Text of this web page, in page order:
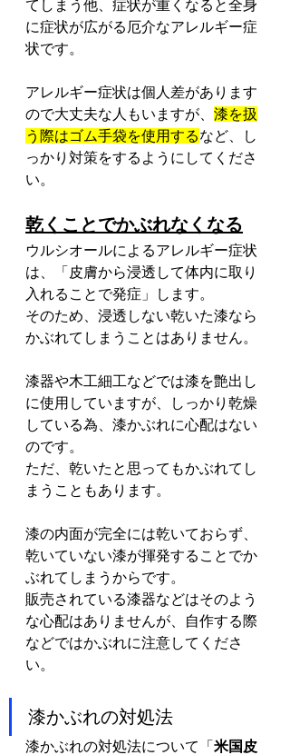
てしまう他、症状が重くなると全身
に症状が広がる厄介なアレルギー症
状です。
アレルギー症状は個人差があります
ので大丈夫な人もいますが、 漆を扱
う際はゴム手袋を使用するなど、し
っかり対策をするようにしてくださ
い。
乾くことでかぶれなくなる
ウルシオールによるアレルギー症状
は、「皮膚から浸透して体内に取り
入れることで発症」します。
そのため、浸透しない乾いた漆なら
かぶれてしまうことはありません。
漆器や木工細工などでは漆を艶出し
に使用していますが、しっかり乾燥
している為、漆かぶれに心配はない
のです。
ただ、乾いたと思ってもかぶれてし
まうこともあります。
漆の内面が完全には乾いておらず、
乾いていない漆が揮発することでか
ぶれてしまうからです。
販売されている漆器などはそのよう
な心配はありませんが、自作する際
などではかぶれに注意してくださ
い。
漆かぶれの対処法
漆かぶれの対処法について「 米国皮